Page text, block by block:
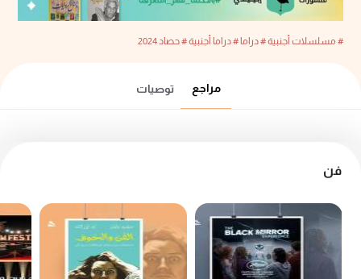
# مسلسلات أجنبية# دراما # دراما أجنبية# حصاد 2024
مراجع توصيات
فن